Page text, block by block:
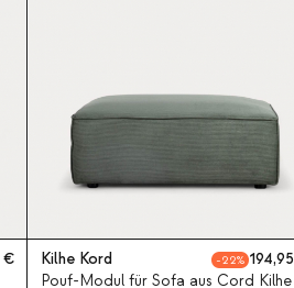
Kilhe Kord 22
194,95
Pouf-Modul für Sofa aus Cord Kilhe